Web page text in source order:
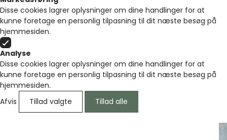
Disse cookies lagrer oplysninger om dine handlinger for at
kunne foretage en personlig tilpasning til dit næste besøg på
hjemmesiden.
Analyse
Disse cookies lagrer oplysninger om dine handlinger for at
kunne foretage en personlig tilpasning til dit næste besøg på
hjemmesiden.
Afvis
Tillad valgte Tillad alle